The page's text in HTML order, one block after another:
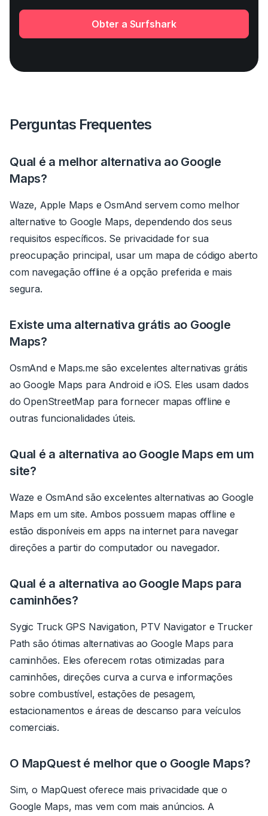
Obter a Surfshark
Perguntas Frequentes
Qual é a melhor alternativa ao Google
Maps?
Waze, Apple Maps e OsmAnd servem como melhor
alternative to Google Maps, dependendo dos seus
requisitos específicos. Se privacidade for sua
preocupação principal, usar um mapa de código aberto
com navegação offline é a opção preferida e mais
segura.
Existe uma alternativa grátis ao Google
Maps?
OsmAnd e Maps.me são excelentes alternativas grátis
ao Google Maps para Android e iOS. Eles usam dados
do OpenStreetMap para fornecer mapas offline e
outras funcionalidades úteis.
Qual é a alternativa ao Google Maps em um
site?
Waze e OsmAnd são excelentes alternativas ao Google
Maps em um site. Ambos possuem mapas offline e
estão disponíveis em apps na internet para navegar
direções a partir do computador ou navegador.
Qual é a alternativa ao Google Maps para
caminhões?
Sygic Truck GPS Navigation, PTV Navigator e Trucker
Path são ótimas alternativas ao Google Maps para
caminhões. Eles oferecem rotas otimizadas para
caminhões, direções curva a curva e informações
sobre combustível, estações de pesagem,
estacionamentos e áreas de descanso para veículos
comerciais.
O MapQuest é melhor que o Google Maps?
Sim, o MapQuest oferece mais privacidade que o
Google Maps, mas vem com mais anúncios. A